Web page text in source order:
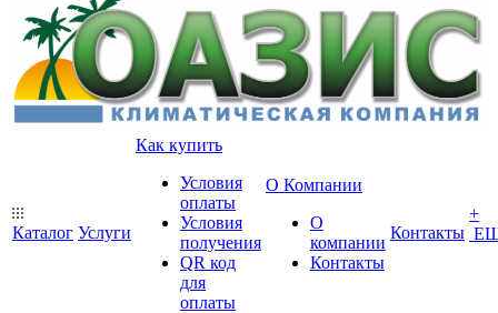
Каталог Услуги
Как купить
Условия
оплаты
Условия
получения
QR код
для
оплаты
О Компании
О
компании
Контакты
Контакты
+